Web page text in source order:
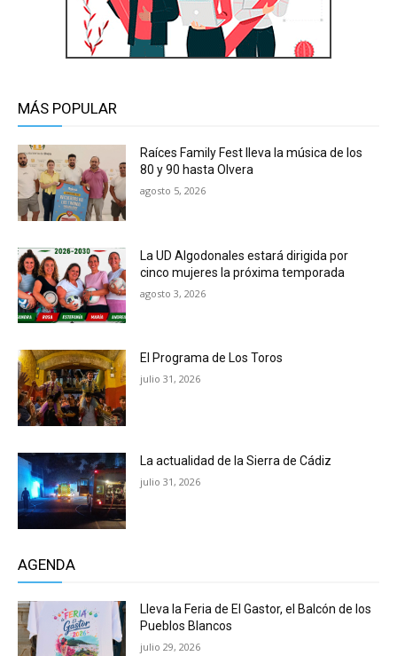
MÁS POPULAR
Raíces Family Fest lleva la música de los
80 y 90 hasta Olvera
agosto 5, 2026
La UD Algodonales estará dirigida por
cinco mujeres la próxima temporada
agosto 3, 2026
El Programa de Los Toros
julio 31, 2026
La actualidad de la Sierra de Cádiz
julio 31, 2026
AGENDA
Lleva la Feria de El Gastor, el Balcón de los
Pueblos Blancos
julio 29, 2026